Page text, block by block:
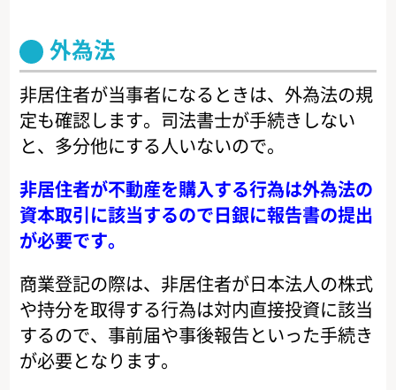
外為法
非居住者が当事者になるときは、外為法の規
定も確認します。司法書士が手続きしない
と、多分他にする人いないので。
非居住者が不動産を購入する行為は外為法の
資本取引に該当するので日銀に報告書の提出
が必要です。
商業登記の際は、非居住者が日本法人の株式
や持分を取得する行為は対内直接投資に該当
するので、事前届や事後報告といった手続き
が必要となります。